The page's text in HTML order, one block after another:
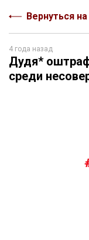
Вернуться
4 года назад
Дудя*
среди